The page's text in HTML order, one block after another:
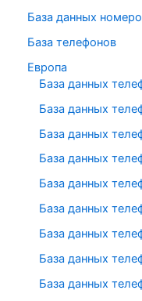
База данных
База телефонов
Европа
База данных
База данных
База данных
База данных
База данных
База данных
База данных
База данных
База данных